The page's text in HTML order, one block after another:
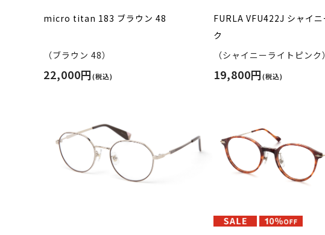
micro titan 183 ブラウン 48
（ブラウン 48）
22,000円(税込)
FURLA VFU422J シャイ
ク
（シャイニーライトピンク）
19,800円(税込)